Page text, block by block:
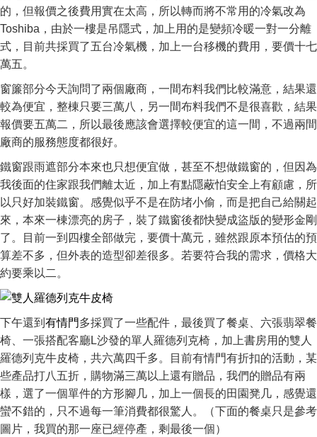
的，但報價之後費用實在太高，所以轉而將不常用的冷氣改為
Toshiba，由於一樓是吊隱式，加上用的是變頻冷暖一對一分離
式，目前共採買了五台冷氣機，加上一台移機的費用，要價十七
萬五。
窗簾部分今天詢問了兩個廠商，一間布料我們比較滿意，結果還
較為便宜，整棟只要三萬八，另一間布料我們不是很喜歡，結果
報價要五萬二，所以最後應該會選擇較便宜的這一間，不過兩間
廠商的服務態度都很好。
鐵窗跟雨遮部分本來也只想便宜做，甚至不想做鐵窗的，但因為
我後面的住家跟我們離太近，加上有點隱蔽怕安全上有顧慮，所
以只好加裝鐵窗。感覺似乎不是在防堵小偷，而是把自己給關起
來，本來一棟漂亮的房子，裝了鐵窗後都快變成盜版的變形金剛
了。目前一到四樓全部做完，要價十萬元，雖然跟原本預估的預
算差不多，但外表的造型卻差很多。若要符合我的需求，價格大
約要乘以二。
下午還到 有情門多採買了一些配件，最後買了餐桌、六張翡翠餐
椅、一張搭配客廳L沙發的單人羅德列克椅，加上書房用的雙人
羅德列克牛皮椅，共六萬四千多。目前有情門有折扣的活動，某
些產品打八五折，購物滿三萬以上還有贈品，我們的贈品有兩
樣，選了一個單件的方形腳几，加上一個長的田園凳几，感覺還
蠻不錯的，只不過每一筆消費都很驚人。（下面的餐桌只是參考
圖片，我買的那一座已經停產，剩最後一個）